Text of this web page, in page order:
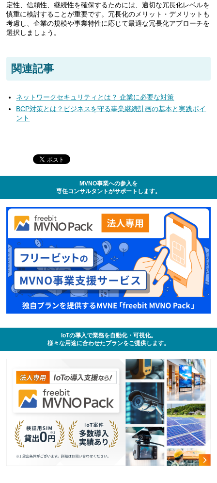
定性、信頼性、継続性を確保するためには、適切な冗長化レベルを
慎重に検討することが重要です。冗長化のメリット・デメリットも
考慮し、企業の規模や事業特性に応じて最適な冗長化アプローチを
選択しましょう。
関連記事
ネットワークセキュリティとは？ 企業に必要な対策
BCP対策とは？ビジネスを守る事業継続計画の基本と実践ポイ
ント
MVNO事業への参入を
専任コンサルタントがサポートします。
IoTの導入で業務を自動化・可視化。
様々な用途に合わせたプランをご提供します。